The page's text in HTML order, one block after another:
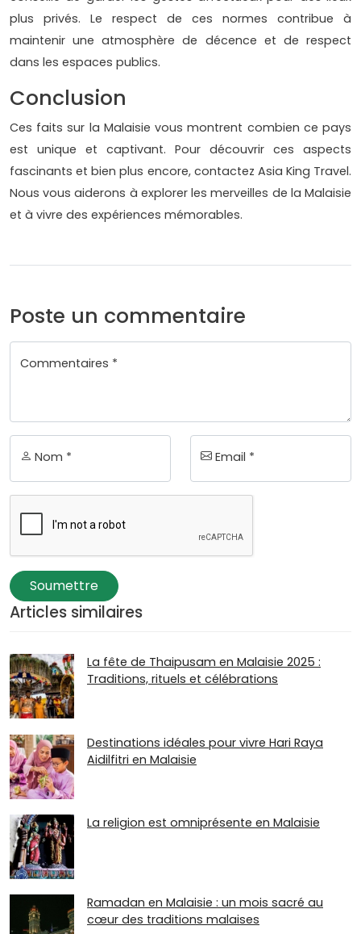
plus privés. Le respect de ces normes contribue à
maintenir une atmosphère de décence et de respect
dans les espaces publics.
Conclusion
Ces faits sur la Malaisie vous montrent combien ce pays
est unique et captivant. Pour découvrir ces aspects
fascinants et bien plus encore, contactez Asia King Travel.
Nous vous aiderons à explorer les merveilles de la Malaisie
et à vivre des expériences mémorables.
Poste un commentaire
Commentaires *
Nom * Email *
Soumettre
Articles similaires
La fête de Thaipusam en Malaisie 2025 :
Traditions, rituels et célébrations
Destinations idéales pour vivre Hari Raya
Aidilfitri en Malaisie
La religion est omniprésente en Malaisie
Ramadan en Malaisie : un mois sacré au
cœur des traditions malaises